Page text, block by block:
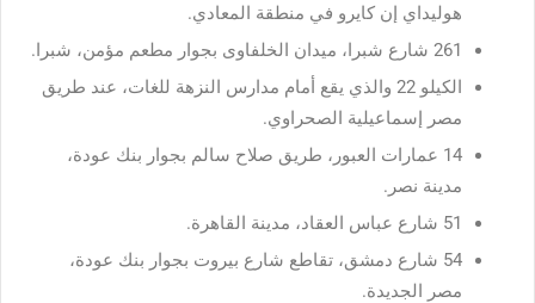
هوليداي إن كايرو في منطقة المعادي.
261 شارع شبرا، ميدان الخلفاوى بجوار مطعم مؤمن، شبرا.
الكيلو 22 والذي يقع أمام مدارس النزهة للغات، عند طريق
مصر إسماعيلية الصحراوي.
14 عمارات العبور، طريق صلاح سالم بجوار بنك عودة،
مدينة نصر.
51 شارع عباس العقاد، مدينة القاهرة.
54 شارع دمشق، تقاطع شارع بيروت بجوار بنك عودة،
مصر الجديدة.